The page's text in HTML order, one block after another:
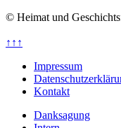
© Heimat und
↑↑↑
Impressum
Kontakt
Danksagung